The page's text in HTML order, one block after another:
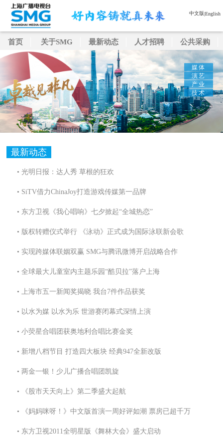
中文版|English
首页 关于SMG 最新动态 人才招聘 公共采购
媒体
演艺
产业
技术
最新动态
• 光明日报：达人秀 草根的狂欢
• SiTV借力ChinaJoy打造游戏传媒第一品牌
• 东方卫视《我心唱响》七夕掀起“全城热恋”
• 版权转赠仪式举行 《泳动》正式成为国际泳联新会歌
• 实现跨媒体联姻双赢 SMG与腾讯微博开启战略合作
• 全球最大儿童室内主题乐园“酷贝拉”落户上海
• 上海市五一新闻奖揭晓 我台7件作品获奖
• 以水为媒 以水为乐 世游赛闭幕式深情上演
• 小荧星合唱团获奥地利合唱比赛金奖
• 新增八档节目 打造四大板块 经典947全新改版
• 两金一银！少儿广播合唱团凯旋
• 《股市天天向上》第二季盛大起航
• 《妈妈咪呀！》中文版首演一周好评如潮 票房已超千万
• 东方卫视2011全明星版《舞林大会》盛大启动